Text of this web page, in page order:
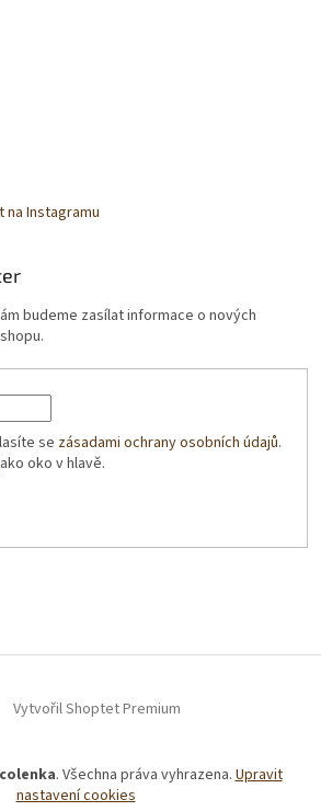
na Instagramu
budeme zasílat informace o nových
se zásadami ochrany osobních údajů.
oko v hlavě.
Vytvořil Shoptet Premium
. Všechna práva vyhrazena. Upravit
nastavení cookies